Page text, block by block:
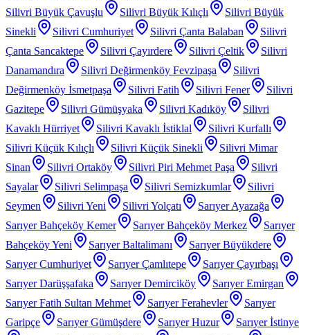
Silivri Büyük Çavuşlu
Silivri Büyük Kılıçlı
Silivri Büyük
Sinekli
Silivri Cumhuriyet Silivri Çanta Balaban
Silivri
Çanta Sancaktepe
Silivri Çayırdere Silivri Çeltik
Silivri
Danamandıra
Silivri Değirmenköy Fevzipaşa
Silivri
Değirmenköy İsmetpaşa
Silivri Fatih Silivri Fener
Silivri
Gazitepe
Silivri Gümüşyaka Silivri Kadıköy
Silivri
Kavaklı Hürriyet
Silivri Kavaklı İstiklal
Silivri Kurfallı
Silivri Küçük Kılıçlı
Silivri Küçük Sinekli
Silivri Mimar
Sinan
Silivri Ortaköy Silivri Piri Mehmet Paşa
Silivri
Sayalar
Silivri Selimpaşa Silivri Semizkumlar
Silivri
Seymen
Silivri Yeni Silivri Yolçatı
Sarıyer Ayazağa
Sarıyer Bahçeköy Kemer
Sarıyer Bahçeköy Merkez
Sarıyer
Bahçeköy Yeni
Sarıyer Baltalimanı
Sarıyer Büyükdere
Sarıyer Cumhuriyet
Sarıyer Çamlıtepe
Sarıyer Çayırbaşı
Sarıyer Darüşşafaka
Sarıyer Demirciköy
Sarıyer Emirgan
Sarıyer Fatih Sultan Mehmet
Sarıyer Ferahevler
Sarıyer
Garipçe
Sarıyer Gümüşdere Sarıyer Huzur
Sarıyer İstinye